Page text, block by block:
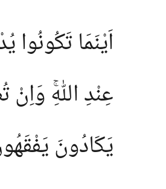
اَيْنَمَا
عِنْدِ اللّٰهِۚ
يَكَادُونَ